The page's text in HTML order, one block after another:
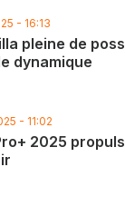
- 16:13
pleine de
dynamique
- 11:02
2025